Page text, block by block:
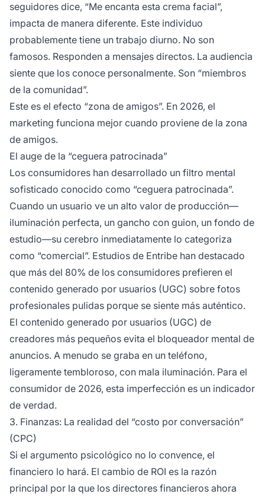
seguidores dice, “Me encanta esta crema facial”,
impacta de manera diferente. Este individuo
probablemente tiene un trabajo diurno. No son
famosos. Responden a mensajes directos. La audiencia
siente que los conoce personalmente. Son “miembros
de la comunidad”.
Este es el efecto “zona de amigos”. En 2026, el
marketing funciona mejor cuando proviene de la zona
de amigos.
El auge de la “ceguera patrocinada”
Los consumidores han desarrollado un filtro mental
sofisticado conocido como “ceguera patrocinada”.
Cuando un usuario ve un alto valor de producción—
iluminación perfecta, un gancho con guion, un fondo de
estudio—su cerebro inmediatamente lo categoriza
como “comercial”. Estudios de Entribe han destacado
que más del 80% de los consumidores prefieren el
contenido generado por usuarios (UGC) sobre fotos
profesionales pulidas porque se siente más auténtico.
El contenido generado por usuarios (UGC) de
creadores más pequeños evita el bloqueador mental de
anuncios. A menudo se graba en un teléfono,
ligeramente tembloroso, con mala iluminación. Para el
consumidor de 2026, esta imperfección es un indicador
de verdad.
3. Finanzas: La realidad del “costo por conversación”
(CPC)
Si el argumento psicológico no lo convence, el
financiero lo hará. El cambio de ROI es la razón
principal por la que los directores financieros ahora